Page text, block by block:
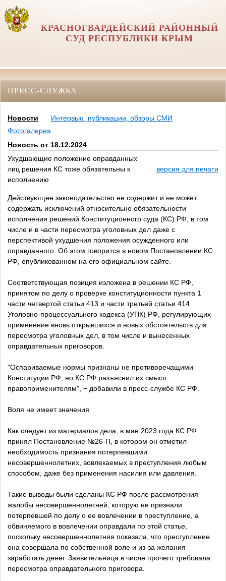
КРАСНОГВАРДЕЙСКИЙ РАЙОННЫЙ
СУД РЕСПУБЛИКИ КРЫМ
ПРЕСС-СЛУЖБА
Новости
Интервью, публикации, обзоры СМИ
Фотогалерея
Новость от 18.12.2024
Ухудшающие положение оправданных
лиц решения КС тоже обязательны к
исполнению
версия для печати
Действующее законодательство не содержит и не может
содержать исключений относительно обязательности
исполнения решений Конституционного суда (КС) РФ, в том
числе и в части пересмотра уголовных дел даже с
перспективой ухудшения положения осужденного или
оправданного. Об этом говорится в новом Постановлении КС
РФ, опубликованном на его официальном сайте.
Соответствующая позиция изложена в решении КС РФ,
принятом по делу о проверке конституционности пункта 1
части четвертой статьи 413 и части третьей статьи 414
Уголовно-процессуального кодекса (УПК) РФ, регулирующих
применение вновь открывшихся и новых обстоятельств для
пересмотра уголовных дел, в том числе и вынесенных
оправдательных приговоров.
"Оспариваемые нормы признаны не противоречащими
Конституции РФ, но КС РФ разъяснил их смысл
правоприменителям", − добавили в пресс-службе КС РФ.
Воля не имеет значения
Как следует из материалов дела, в мае 2023 года КС РФ
принял Постановление №26-П, в котором он отметил
необходимость признания потерпевшими
несовершеннолетних, вовлекаемых в преступления любым
способом, даже без применения насилия или давления.
Такие выводы были сделаны КС РФ после рассмотрения
жалобы несовершеннолетней, которую не признали
потерпевшей по делу о ее вовлечении в преступление, а
обвиняемого в вовлечении оправдали по этой статье,
поскольку несовершеннолетняя показала, что преступление
она совершала по собственной воле и из-за желания
заработать денег. Заявительница в числе прочего требовала
пересмотра оправдательного приговора.